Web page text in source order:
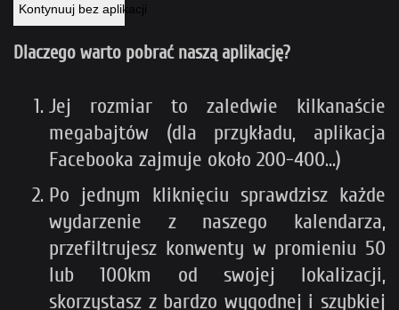
Kontynuuj bez aplikacji
Dlaczego warto pobrać naszą aplikację?
Jej rozmiar to zaledwie kilkanaście
megabajtów (dla przykładu, aplikacja
Facebooka zajmuje około 200-400...)
Po jednym kliknięciu sprawdzisz każde
wydarzenie z naszego kalendarza,
przefiltrujesz konwenty w promieniu 50
lub 100km od swojej lokalizacji,
skorzystasz z bardzo wygodnej i szybkiej